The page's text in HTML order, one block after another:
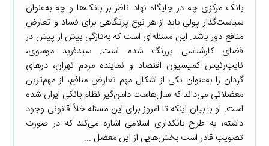
بانک مرکزی چه در جایگاه نهاد ناظر بر بانک‌ها و چه به‌عنوان
سیاست‌گذار پولی باید از هر نوع پرتگاهی برای فساد و تعارض
منافع دور باشد. این مسئله‌ای است که به‌تازگی بیش از پیش در
فضای کارشناسی پررنگ شده است. سیدفرید موسوی،
نایب‌رئیس کمیسیون اقتصاد و نماینده مردم تهران، در‌های
گردان را به‌عنوان یکی از اشکال مهم تعارض منافع، از مهم‌ترین
معضلاتی می‌داند که سال‌هاست دامن‌گیر نظام بانکی ایران شده
است. او با بیان اینکه تا امروز برای این مسئله خلأ قانونی وجود
داشته، به طرح بانکداری اسلامی اشاره می‌کند که در صورت
تصویب قادر است بخش‌هایی از این معضل ...